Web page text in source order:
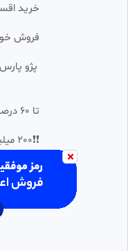
0:01:56
0:01:35
0:02:40
0:02:04
خرید
فروش
پژو
تا 60 درصد تخفیف جین وست + خرید در 4 قسط
❗❗200 میلیون وام❗❗ فقط با احراز هویت در آبان تتر